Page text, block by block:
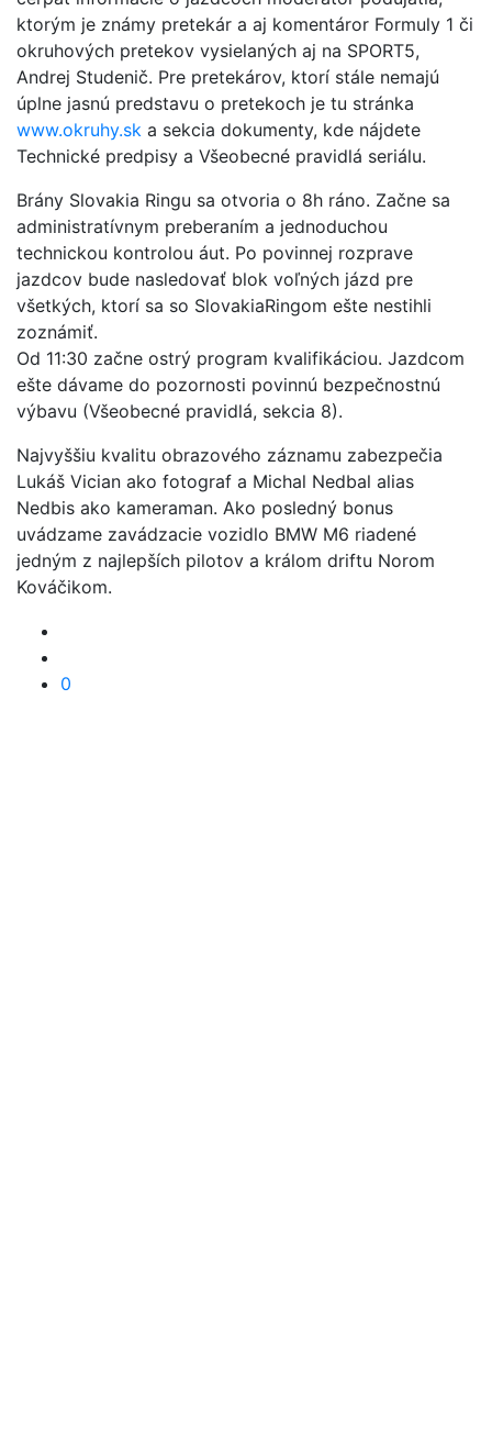
ktorým je známy pretekár a aj komentáror Formuly 1 či
okruhových pretekov vysielaných aj na SPORT5,
Andrej Studenič. Pre pretekárov, ktorí stále nemajú
úplne jasnú predstavu o pretekoch je tu stránka
www.okruhy.sk a sekcia dokumenty, kde nájdete
Technické predpisy a Všeobecné pravidlá seriálu.
Brány Slovakia Ringu sa otvoria o 8h ráno. Začne sa
administratívnym preberaním a jednoduchou
technickou kontrolou áut. Po povinnej rozprave
jazdcov bude nasledovať blok voľných jázd pre
všetkých, ktorí sa so SlovakiaRingom ešte nestihli
zoznámiť.
Od 11:30 začne ostrý program kvalifikáciou. Jazdcom
ešte dávame do pozornosti povinnú bezpečnostnú
výbavu (Všeobecné pravidlá, sekcia 8).
Najvyššiu kvalitu obrazového záznamu zabezpečia
Lukáš Vician ako fotograf a Michal Nedbal alias
Nedbis ako kameraman. Ako posledný bonus
uvádzame zavádzacie vozidlo BMW M6 riadené
jedným z najlepších pilotov a králom driftu Norom
Kováčikom.
0